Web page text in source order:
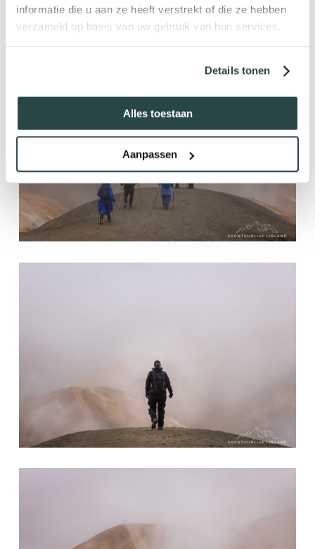
informatie die u aan ze heeft verstrekt of die ze hebben
verzameld op basis van uw gebruik van hun services.
Details tonen
Alles toestaan
Aanpassen